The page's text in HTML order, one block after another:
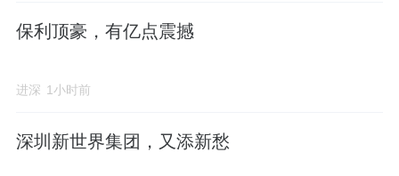
保利顶豪，有亿点震撼
进深 1小时前
深圳新世界集团，又添新愁